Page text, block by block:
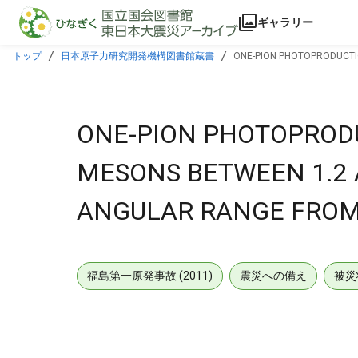
本文に飛ぶ
ギャラリー
トップ 日本原子力研究開発機構図書館蔵書 ONE-PION
ONE-PION
MESONS BETWEEN
ANGULAR RANGE
福島第一原発事故 (2011) 震災への備え 被災